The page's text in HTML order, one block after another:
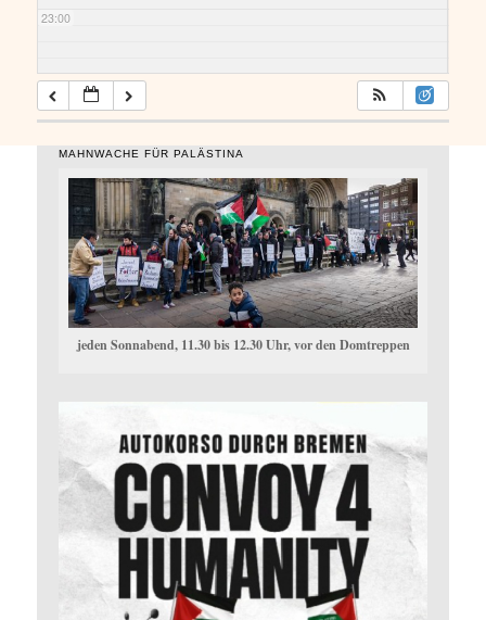
23:00
MAHNWACHE FÜR PALÄSTINA
jeden Sonnabend, 11.30 bis 12.30 Uhr, vor den Domtreppen